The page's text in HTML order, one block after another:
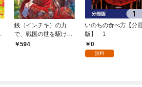
銭（インチキ）の力
で、戦国の世を駆け抜
ける。 1
594
いのちの食べ方【分
版】 1
0
無料